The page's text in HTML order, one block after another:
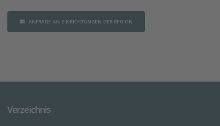
ANFRAGE AN EINRICHTUNGEN DER REGION
Verzeichnis